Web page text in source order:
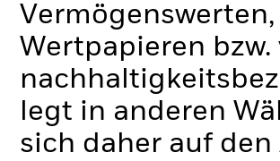
Wertpapieren
legt in anderen
sich daher auf